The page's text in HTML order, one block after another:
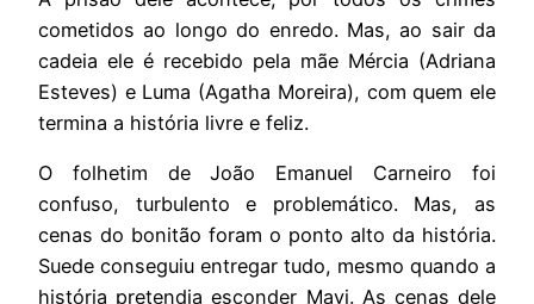
cometidos ao longo do enredo. Mas, ao sair da
cadeia ele é recebido pela mãe Mércia (Adriana
Esteves) e Luma (Agatha Moreira), com quem ele
termina a história livre e feliz.
O folhetim de João Emanuel Carneiro foi
confuso, turbulento e problemático. Mas, as
cenas do bonitão foram o ponto alto da história.
Suede conseguiu entregar tudo, mesmo quando a
história pretendia esconder Mavi. As cenas dele